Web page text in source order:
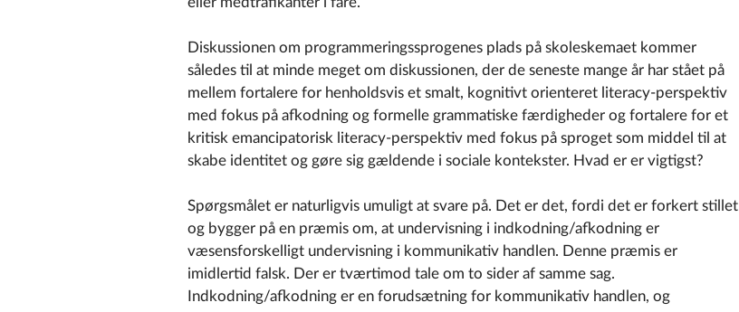
Diskussionen om programmeringssprogenes plads på skoleskemaet kommer
således til at minde meget om diskussionen, der de seneste mange år har stået på
mellem fortalere for henholdsvis et smalt, kognitivt orienteret literacy-perspektiv
med fokus på afkodning og formelle grammatiske færdigheder og fortalere for et
kritisk emancipatorisk literacy-perspektiv med fokus på sproget som middel til at
skabe identitet og gøre sig gældende i sociale kontekster. Hvad er er vigtigst?
Spørgsmålet er naturligvis umuligt at svare på. Det er det, fordi det er forkert stillet
og bygger på en præmis om, at undervisning i indkodning/afkodning er
væsensforskelligt undervisning i kommunikativ handlen. Denne præmis er
imidlertid falsk. Der er tværtimod tale om to sider af samme sag.
Indkodning/afkodning er en forudsætning for kommunikativ handlen, og